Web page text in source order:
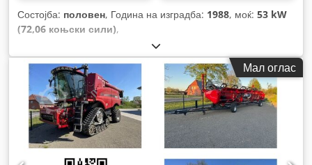
Состојба: половен, Година на изградба: 1988, моќ: 53 kW
(72,06 коњски сили),
Мал оглас